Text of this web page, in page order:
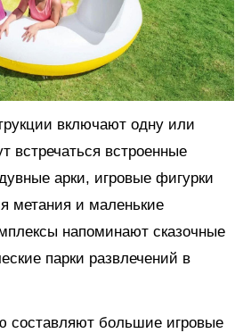
включают одну или
встречаться встроенные
арки, игровые фигурки
метания и маленькие
напоминают сказочные
парки развлечений в
составляют большие игровые